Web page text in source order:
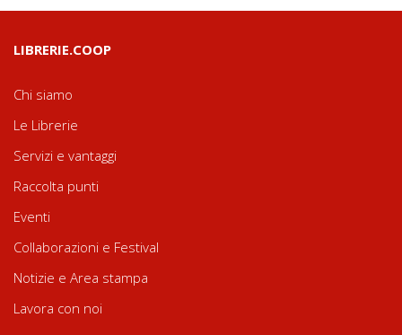
LIBRERIE.COOP
Chi siamo
Le Librerie
Servizi e vantaggi
Raccolta punti
Eventi
Collaborazioni e Festival
Notizie e Area stampa
Lavora con noi